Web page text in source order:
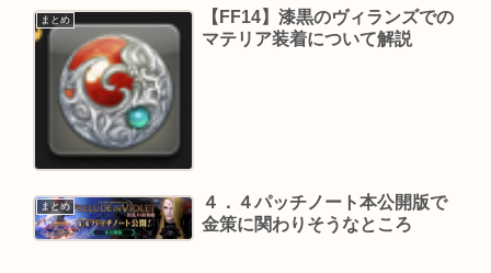
まとめ
【FF14】漆黒のヴィランズでの
マテリア装着について解説
まとめ
４．４パッチノート本公開版で
金策に関わりそうなところ